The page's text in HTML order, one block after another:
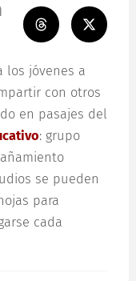
los jóvenes a
con otros
en pasajes del
: grupo
se pueden
para
cada